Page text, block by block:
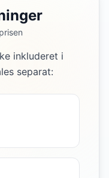
inkluderet i
separat: